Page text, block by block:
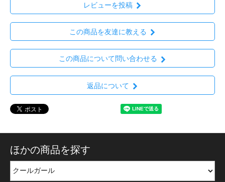
レビューを投稿
この商品を友達に教える
この商品について問い合わせる
返品について
ほかの商品を探す